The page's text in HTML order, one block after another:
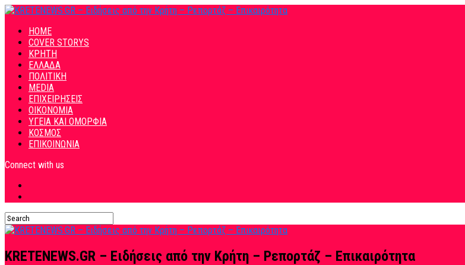
HOME
COVER STORYS
ΚΡΗΤΗ
ΕΛΛΑΔΑ
ΠΟΛΙΤΙΚΗ
MEDIA
ΕΠΙΧΕΙΡΗΣΕΙΣ
ΟΙΚΟΝΟΜΙΑ
ΥΓΕΙΑ ΚΑΙ ΟΜΟΡΦΙΑ
ΚΟΣΜΟΣ
ΕΠΙΚΟΙΝΩΝΙΑ
Connect with us
KRETENEWS.GR – Ειδήσεις από την Κρήτη – Ρεπορτάζ – Επικαιρότητα